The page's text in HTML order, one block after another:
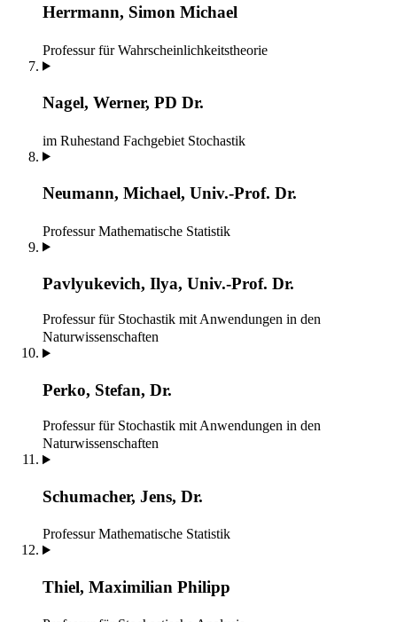
Herrmann, Simon Michael
Professur für Wahrscheinlichkeitstheorie
Nagel, Werner, PD Dr.
im Ruhestand Fachgebiet Stochastik
Neumann, Michael, Univ.-Prof. Dr.
Professur Mathematische Statistik
Pavlyukevich, Ilya, Univ.-Prof. Dr.
Professur für Stochastik mit Anwendungen in den
Naturwissenschaften
Perko, Stefan, Dr.
Professur für Stochastik mit Anwendungen in den
Naturwissenschaften
Schumacher, Jens, Dr.
Professur Mathematische Statistik
Thiel, Maximilian Philipp